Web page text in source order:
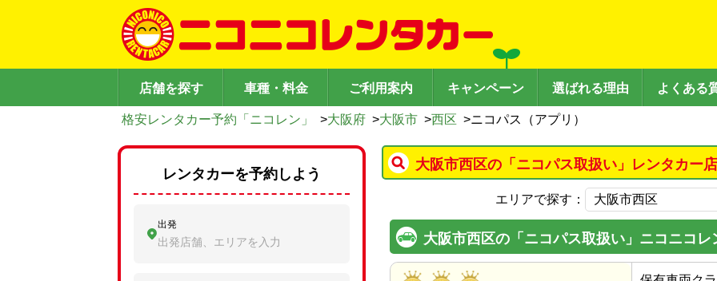
店舗を探す 車種・料金 ご利用案内 キャンペーン 選ばれる理由 よくある
格安レンタカー予約「ニコレン」 >大阪府 >大阪市 >西区 >ニコパス（アプリ）
大阪市西区の「ニコパス取扱い」レンタカー
エリアで探す：
大阪市西区の「ニコパス取扱い」ニコニコレ
レンタカーを予約しよう
出発
出発店舗、エリアを入力